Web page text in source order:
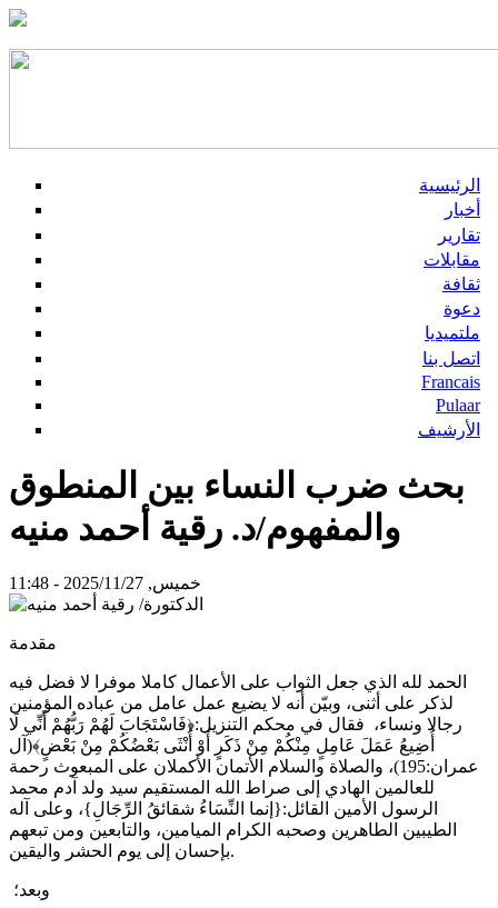
الرئيسية
أخبار
تقارير
مقابلات
ثقافة
دعوة
ملتميديا
اتصل بنا
Francais
Pulaar
الأرشيف
بحث ضرب النساء بين المنطوق
والمفهوم/د. رقية أحمد منيه
خميس, 2025/11/27 - 11:48
مقدمة
الحمد لله الذي جعل الثواب على الأعمال كاملا موفرا لا فضل فيه
لذكر على أثنى، وبيّن أنه لا يضيع عمل عامل من عباده المؤمنين
رجالا ونساء، فقال في محكم التنزيل:﴿فَاسْتَجَابَ لَهُمْ رَبُّهُمْ أَنِّي لَا
أُضِيعُ عَمَلَ عَامِلٍ مِنْكُمْ مِنْ ذَكَرٍ أَوْ أُنْثَى بَعْضُكُمْ مِنْ بَعْضٍ﴾(آل
عمران:195)، والصلاة والسلام الأتمان الأكملان على المبعوث رحمة
للعالمين الهادي إلى صراط الله المستقيم سيد ولد آدم محمد
الرسول الأمين القائل:{إنما النِّسَاءُ شقائقُ الرِّجَالِ}، وعلى آله
الطيبين الطاهرين وصحبه الكرام الميامين، والتابعين ومن تبعهم
بإحسان إلى يوم الحشر واليقين.
وبعد؛